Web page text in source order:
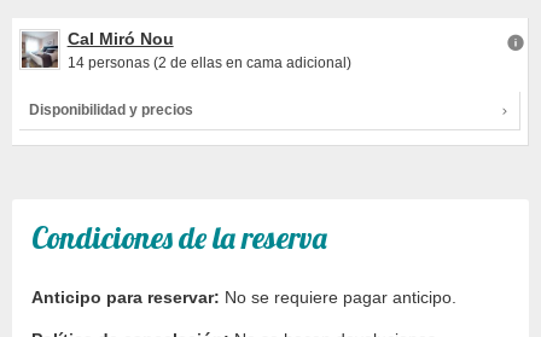
Cal Miró Nou
14 personas(2 de ellas en cama adicional)
Disponibilidad y precios
Condiciones de la reserva
Anticipo para reservar: No se requiere pagar anticipo.